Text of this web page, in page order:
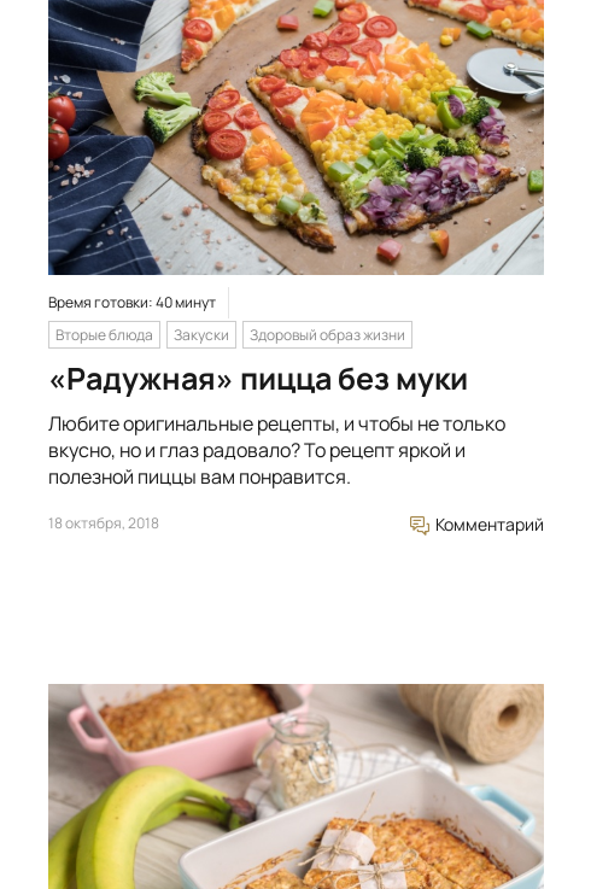
Время готовки: 40 минут
Вторые блюда
Закуски Здоровый образ жизни
«Радужная» пицца без муки
Любите оригинальные рецепты, и чтобы не только
вкусно, но и глаз радовало? То рецепт яркой и
полезной пиццы вам понравится.
18 октября, 2018 Комментарий